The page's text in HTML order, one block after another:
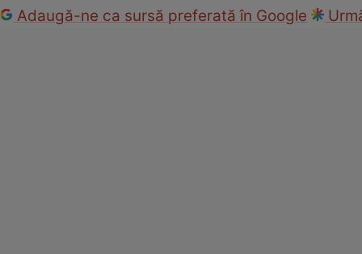
Adaugă-ne ca sursă preferată în Google